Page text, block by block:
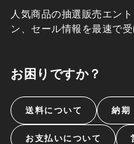
人気商品の抽選販売エン
ン、セール情報を最速で
お困りですか？
送料について 納期
お支払いについて